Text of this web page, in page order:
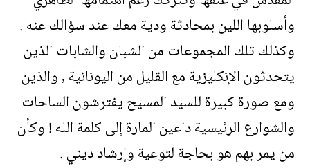
وأسلوبها اللين بمحادثة ودية معك عند سؤالك عنه .
وكذلك تلك المجموعات من الشبان والشابات الذين
يتحدثون الإنكليزية مع القليل من اليونانية , والذين
ومع صورة كبيرة للسيد المسيح يفترشون الساحات
والشوارع الرئيسية داعين المارة إلى كلمة الله ! وكأن
من يمر بهم هو بحاجة لتوعية وإرشاد ديني .